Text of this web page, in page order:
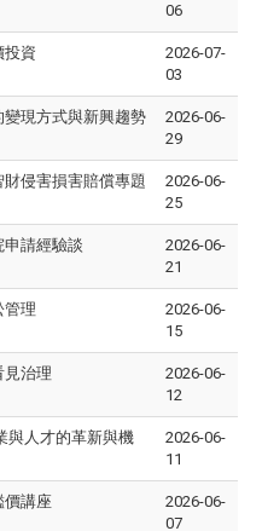
06
投資
2026-07-
03
變現方式與新興趨勢
2026-06-
29
財侵害損害賠償專題
2026-06-
25
請經驗談
2026-06-
21
管理
2026-06-
15
見治理
2026-06-
12
與人才的革新與機
2026-06-
11
價講座
2026-06-
07